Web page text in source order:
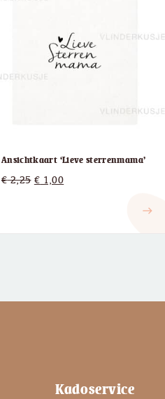
Ansichtkaart ‘Lieve sterrenmama’
€2,25 Oorspronkelijke
€ 1,00Huidige
east
Kadoservice